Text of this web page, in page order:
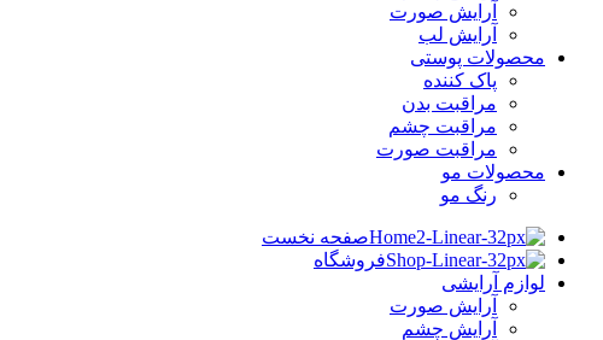
آرایش صورت
آرایش لب
محصولات پوستی
پاک کننده
مراقبت بدن
مراقبت چشم
مراقبت صورت
محصولات مو
رنگ مو
صفحه نخست
فروشگاه
لوازم آرایشی
آرایش صورت
آرایش چشم